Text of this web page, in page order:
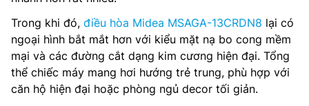
Trong khi đó, điều hòa Midea MSAGA-13CRDN8 lại có
ngoại hình bắt mắt hơn với kiểu mặt nạ bo cong mềm
mại và các đường cắt dạng kim cương hiện đại. Tổng
thể chiếc máy mang hơi hướng trẻ trung, phù hợp với
căn hộ hiện đại hoặc phòng ngủ decor tối giản.